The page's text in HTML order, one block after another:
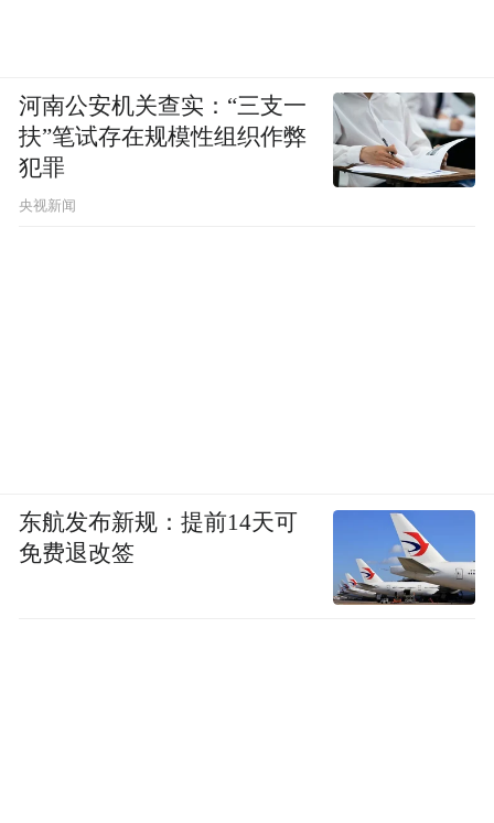
河南公安机关查实：“三支一
扶”笔试存在规模性组织作弊
犯罪
央视新闻
东航发布新规：提前14天可
免费退改签